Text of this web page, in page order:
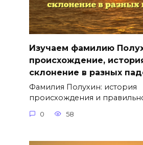
Изучаем фамилию
происхождение,
склонение в разных
Фамилия Полухин: история
происхождения и
0 58